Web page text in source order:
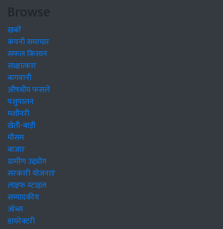
Browse
खबरें
कंपनी समाचार
सफल किसान
साक्षात्कार
बागवानी
औषधीय फसलें
पशुपालन
मशीनरी
खेती-बाड़ी
मौसम
बाजार
ग्रामीण उद्द्योग
सरकारी योजनाएं
लाइफ स्टाइल
सम्पादकीय
जॉब्स
डायरेक्टरी